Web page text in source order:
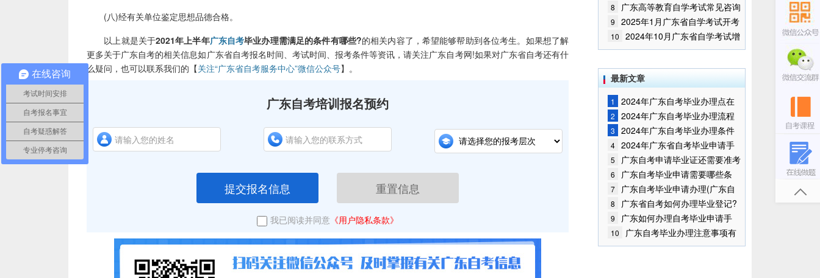
(八)经有关单位鉴定思想品德合格。
以上就是关于2021年上半年广东自考毕业办理需满足的条件有哪些?的相关内容了，希望能够帮助到各位考生。如果想了解
更多关于广东自考的相关信息如广东省自考报名时间、考试时间、报考条件等资讯，请关注广东自考网!如果对广东省自考还有什
么疑问，也可以联系我们的【关注“广东省自考服务中心”微信公众号】。
广东自考培训报名预约
提交报名信息 重置信息
我已阅读并同意 《用户隐私条款》
8
广东高等教育自学考试常见咨询
问题
9
2025年1月广东省自学考试开考
课程考试时间安排和使用教材的通
知
10
2024年10月广东省自学考试增
加一门开考课程的通告
最新文章
1
2024年广东自考毕业办理点在
哪里?
2 2024年广东自考毕业办理流程
3 2024年广东自考毕业办理条件
4 2024年广东省自考毕业申请手
续如何办理?
5
广东自考申请毕业证还需要准考
证？
6
广东自考毕业申请需要哪些条
件？
7
广东自考毕业申请办理(广东自
学考试毕业申请)
8 广东省自考如何办理毕业登记?
9
广东如何办理自考毕业申请手
续？
10
广东自考毕业办理注意事项有
哪些？
在线咨询
考试时间安排
自考报名事宜
自考疑惑解答
专业停考咨询